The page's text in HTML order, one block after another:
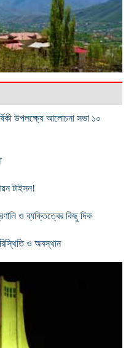
উপলক্ষ্যে আলোচনা সভা ১০
টাইসন!
ও ব্যক্তিত্বের কিছু দিক
ও অবস্থান